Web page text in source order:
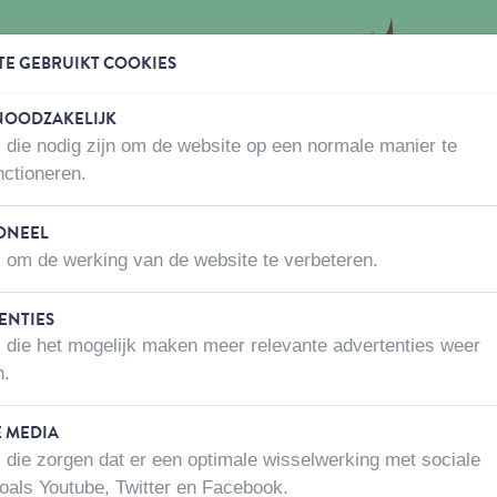
WAAR KOPEN OVER ONS CONTACTEER ONS
NEON
Er zijn nog geen
GEBRUIKT COOKIES
die nodig zijn om de website op een normale manier te
om de werking van de website te verbeteren.
die het mogelijk maken meer relevante advertenties weer
MEDIA
die zorgen dat er een optimale wisselwerking met sociale
Youtube, Twitter en Facebook.